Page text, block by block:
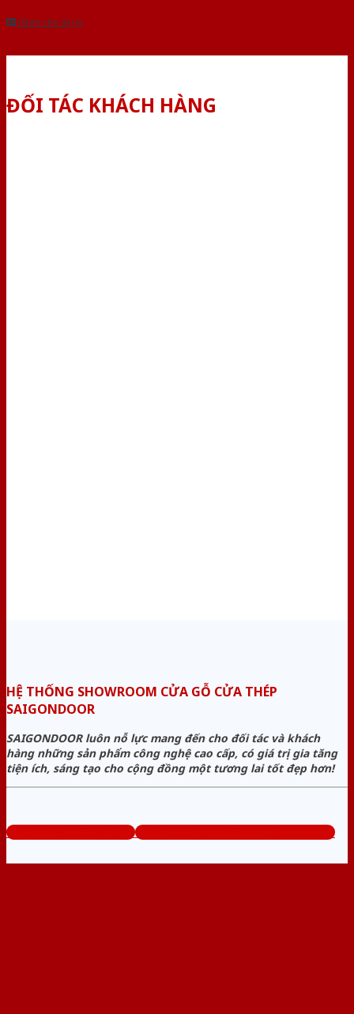
Dành cho đại lý
ĐỐI TÁC KHÁCH HÀNG
HỆ THỐNG SHOWROOM CỬA GỖ CỬA THÉP
SAIGONDOOR
SAIGONDOOR luôn nỗ lực mang đến cho đối tác và khách
hàng những sản phẩm công nghệ cao cấp, có giá trị gia tăng
tiện ích, sáng tạo cho cộng đồng một tương lai tốt đẹp hơn!
www.cuagocuathep.com Tổng đài tư vấn miễn phí: 0824.400.400